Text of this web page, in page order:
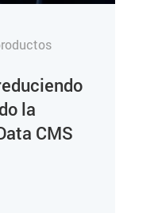
la
CMS